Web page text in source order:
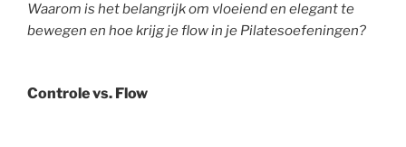
Waarom is het belangrijk om vloeiend en elegant te
bewegen en hoe krijg je flow in je Pilatesoefeningen?
Controle vs. Flow